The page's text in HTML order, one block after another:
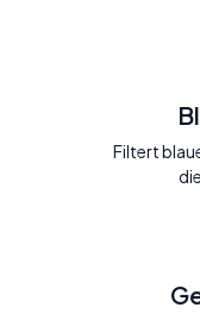
Filtert